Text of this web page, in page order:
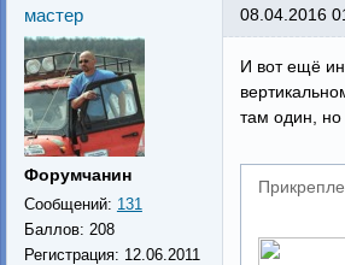
мастер
Форумчанин
Сообщений: 131
Баллов: 208
Регистрация: 12.06.2011
08.04.2016
И вот ещё
там один, но